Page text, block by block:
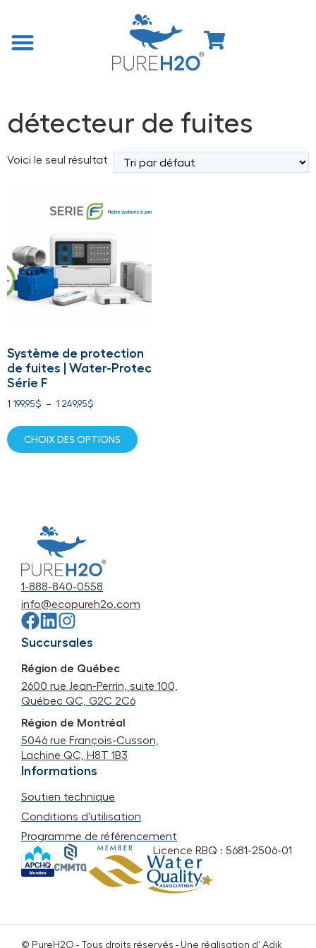
détecteur de fuites
Voici le seul résultat
Système de protection
de fuites | Water-Protec
Série F
1 199,95$ – 1 249,95$
CHOIX DES OPTIONS
1-888-840-0558
info@ecopureh2o.com
Succursales
Région de Québec
2600 rue Jean-Perrin, suite 100,
Québec QC, G2C 2C6
Région de Montréal
5046 rue François-Cusson,
Lachine QC, H8T 1B3
Informations
Soutien technique
Conditions d'utilisation
Programme de référencement
Licence RBQ : 5681-2506-01
© PureH2O - Tous droits réservés - Une réalisation d' Adik